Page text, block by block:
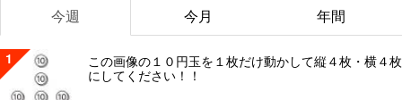
今週 今月 年間
1
この画像の１０円玉を１枚だけ動かして縦４枚・横４枚
にしてください！！